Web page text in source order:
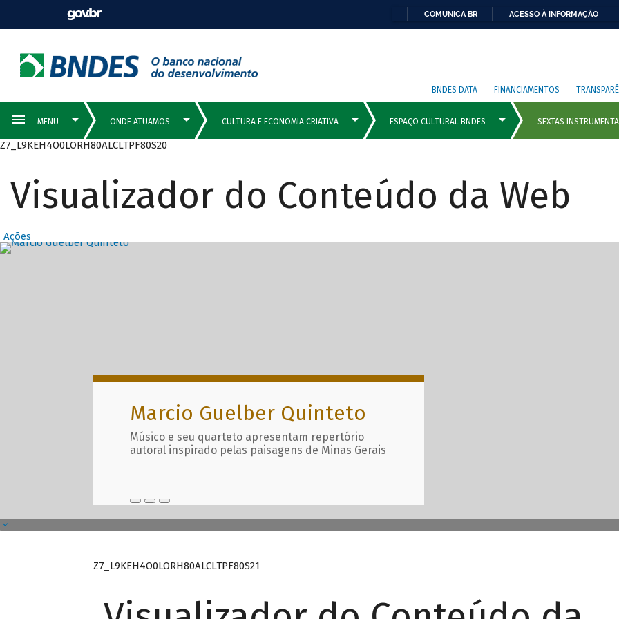
COMUNICA BR ACESSO À INFORMAÇÃO
BNDES DATA FINANCIAMENTOS
Z7_L9KEH4O0LORH80ALCLTPF80S20
Visualizador do Conteúdo da Web
Ações
Destaques Principais com
Marcio Guelber Quinteto
Músico e seu quarteto apresentam repertório
autoral inspirado pelas paisagens de Minas Gerais
Z7_L9KEH4O0LORH80ALCLTPF80S21